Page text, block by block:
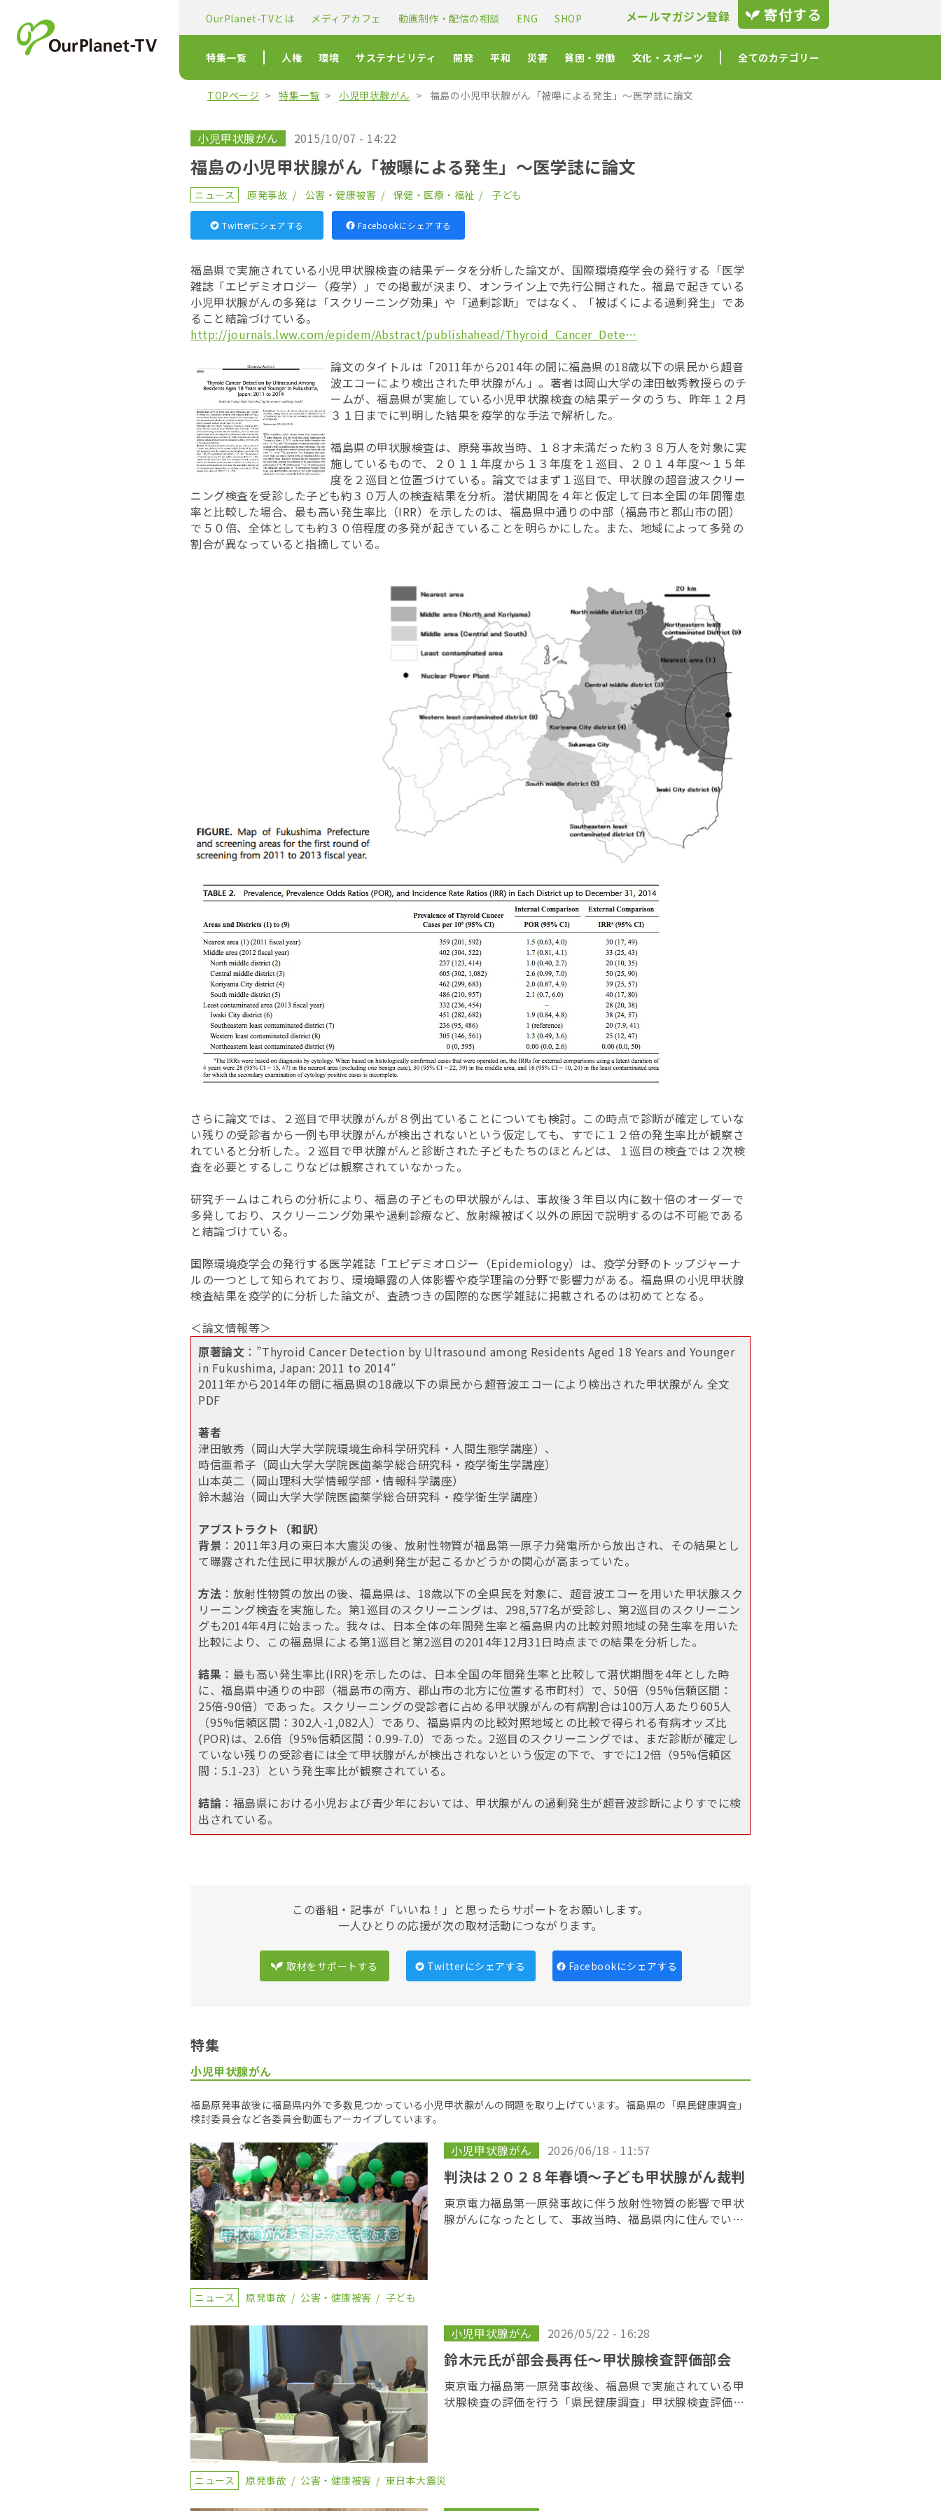
OurPlanet-TVとは メディアカフェ 動画制作・配信の相談 ENG SHOP メールマガジン登録 寄付する
特集一覧 人権 環境 サステナビリティ 開発 平和 災害 貧困・労働 文化・スポーツ 全てのカテゴリー
TOPページ 特集一覧 小児甲状腺がん 福島の小児甲状腺がん「被曝による発生」〜医学誌に論文
小児甲状腺がん 2015/10/07 - 14:22
福島の小児甲状腺がん「被曝による発生」〜医学誌に論文
ニュース 原発事故 公害・健康被害 保健・医療・福祉 子ども
Twitterにシェアする Facebookにシェアする
福島県で実施されている小児甲状腺検査の結果データを分析した論文が、国際環境疫学会の発行する「医学
雑誌「エピデミオロジー（疫学）」での掲載が決まり、オンライン上で先行公開された。福島で起きている
小児甲状腺がんの多発は「スクリーニング効果」や「過剰診断」ではなく、「被ばくによる過剰発生」であ
ること結論づけている。
http://journals.lww.com/epidem/Abstract/publishahead/Thyroid_Cancer_Dete…
論文のタイトルは「2011年から2014年の間に福島県の18歳以下の県民から超音
波エコーにより検出された甲状腺がん」。著者は岡山大学の津田敏秀教授らのチ
ームが、福島県が実施している小児甲状腺検査の結果データのうち、昨年１２月
３１日までに判明した結果を疫学的な手法で解析した。
福島県の甲状腺検査は、原発事故当時、１８才未満だった約３８万人を対象に実
施しているもので、２０１１年度から１３年度を１巡目、２０１４年度〜１５年
度を２巡目と位置づけている。論文ではまず１巡目で、甲状腺の超音波スクリー
ニング検査を受診した子ども約３０万人の検査結果を分析。潜伏期間を４年と仮定して日本全国の年間罹患
率と比較した場合、最も高い発生率比（IRR）を示したのは、福島県中通りの中部（福島市と郡山市の間）
で５０倍、全体としても約３０倍程度の多発が起きていることを明らかにした。また、地域によって多発の
割合が異なっていると指摘している。
さらに論文では、２巡目で甲状腺がんが８例出ていることについても検討。この時点で診断が確定していな
い残りの受診者から一例も甲状腺がんが検出されないという仮定しても、すでに１２倍の発生率比が観察さ
れていると分析した。２巡目で甲状腺がんと診断された子どもたちのほとんどは、１巡目の検査では２次検
査を必要とするしこりなどは観察されていなかった。
研究チームはこれらの分析により、福島の子どもの甲状腺がんは、事故後３年目以内に数十倍のオーダーで
多発しており、スクリーニング効果や過剰診療など、放射線被ばく以外の原因で説明するのは不可能である
と結論づけている。
国際環境疫学会の発行する医学雑誌「エピデミオロジー（Epidemiology）は、疫学分野のトップジャーナ
ルの一つとして知られており、環境曝露の人体影響や疫学理論の分野で影響力がある。福島県の小児甲状腺
検査結果を疫学的に分析した論文が、査読つきの国際的な医学雑誌に掲載されるのは初めてとなる。
＜論文情報等＞
原著論文 ：”Thyroid Cancer Detection by Ultrasound among Residents Aged 18 Years and Younger
in Fukushima, Japan: 2011 to 2014″
2011年から2014年の間に福島県の18歳以下の県民から超音波エコーにより検出された甲状腺がん 全文
PDF
著者
津田敏秀（岡山大学大学院環境生命科学研究科・人間生態学講座）、
時信亜希子（岡山大学大学院医歯薬学総合研究科・疫学衛生学講座）
山本英二（岡山理科大学情報学部・情報科学講座）
鈴木越治（岡山大学大学院医歯薬学総合研究科・疫学衛生学講座）
アブストラクト（和訳）
背景 ：2011年3月の東日本大震災の後、放射性物質が福島第一原子力発電所から放出され、その結果とし
て曝露された住民に甲状腺がんの過剰発生が起こるかどうかの関心が高まっていた。
方法 ：放射性物質の放出の後、福島県は、18歳以下の全県民を対象に、超音波エコーを用いた甲状腺スク
リーニング検査を実施した。第1巡目のスクリーニングは、298,577名が受診し、第2巡目のスクリーニン
グも2014年4月に始まった。我々は、日本全体の年間発生率と福島県内の比較対照地域の発生率を用いた
比較により、この福島県による第1巡目と第2巡目の2014年12月31日時点までの結果を分析した。
結果 ：最も高い発生率比(IRR)を示したのは、日本全国の年間発生率と比較して潜伏期間を4年とした時
に、福島県中通りの中部（福島市の南方、郡山市の北方に位置する市町村）で、50倍（95%信頼区間：
25倍-90倍）であった。スクリーニングの受診者に占める甲状腺がんの有病割合は100万人あたり605人
（95%信頼区間：302人-1,082人）であり、福島県内の比較対照地域との比較で得られる有病オッズ比
(POR)は、2.6倍（95%信頼区間：0.99-7.0）であった。2巡目のスクリーニングでは、まだ診断が確定し
ていない残りの受診者には全て甲状腺がんが検出されないという仮定の下で、すでに12倍（95%信頼区
間：5.1-23）という発生率比が観察されている。
結論 ：福島県における小児および青少年においては、甲状腺がんの過剰発生が超音波診断によりすでに検
出されている。
この番組・記事が「いいね！」と思ったらサポートをお願いします。
一人ひとりの応援が次の取材活動につながります。
取材をサポートする Twitterにシェアする Facebookにシェアする
特集
小児甲状腺がん
福島原発事故後に福島県内外で多数見つかっている小児甲状腺がんの問題を取り上げています。福島県の「県民健康調査」
検討委員会など各委員会動画もアーカイブしています。
小児甲状腺がん 2026/06/18 - 11:57
判決は２０２８年春頃〜子ども甲状腺がん裁判
東京電力福島第一原発事故に伴う放射性物質の影響で甲状
腺がんになったとして、事故当時、福島県内に住んでいた
ニュース 原発事故 公害・健康被害 子ども
小児甲状腺がん 2026/05/22 - 16:28
鈴木元氏が部会長再任〜甲状腺検査評価部会
東京電力福島第一原発事故後、福島県で実施されている甲
状腺検査の評価を行う「県民健康調査」甲状腺検査評価部
ニュース 原発事故 公害・健康被害 東日本大震災